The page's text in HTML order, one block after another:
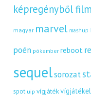
képregényből film
magyar marvel mashup
poén pókember reboot
sequelsorozat
spot uip vígjáték